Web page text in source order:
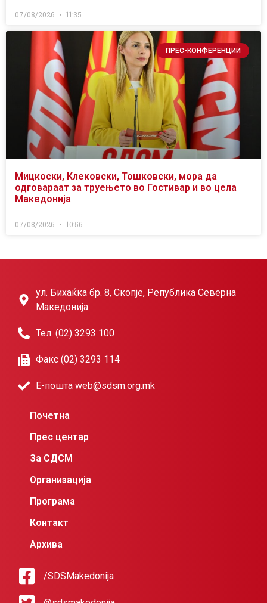
07/08/2026 11:35
ПРЕС-КОНФЕРЕНЦИИ
Мицкоски, Клековски, Тошковски, мора да
одговараат за труењето во Гостивар и во цела
Македонија
07/08/2026 10:56
ул. Бихаќка бр. 8, Скопје, Република Северна
Македонија
Тел. (02) 3293 100
Факс (02) 3293 114
Е-пошта web@sdsm.org.mk
Почетна
Прес центар
За СДСМ
Организација
Програма
Контакт
Архива
/SDSMakedonija